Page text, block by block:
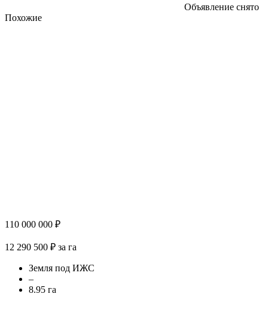
Объявление снято
Похожие
110 000 000 ₽
12 290 500 ₽ за га
Земля под ИЖС
–
8.95 га